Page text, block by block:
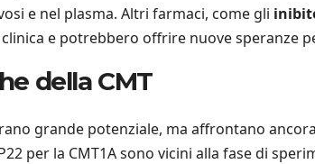
e nel plasma. Altri farmaci, come gli
e potrebbero offrire nuove speranze
della CMT
grande potenziale, ma affrontano
per la CMT1A sono vicini alla fase di